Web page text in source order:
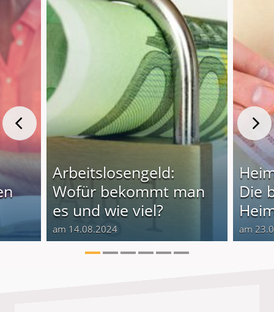
Arbeitslosengeld:
Wofür bekommt man
es und wie viel?
am 14.08.2024
Die
am